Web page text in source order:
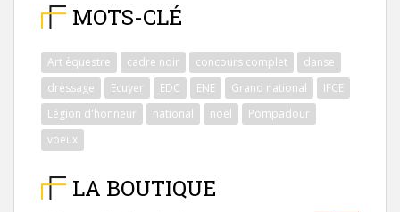
MOTS-CLÉ
Art équestre cadre noir concours complet
danse
dressage
Ecuyer EDC ENE Grand national
IFCE
Légion d'honneur
national noël
Pompadour
voeux
LA BOUTIQUE